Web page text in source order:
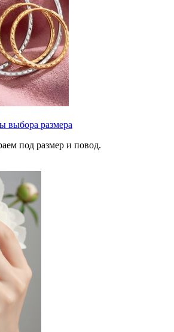
выбора размера
под размер и повод.